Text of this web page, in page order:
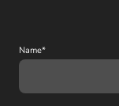
Name*